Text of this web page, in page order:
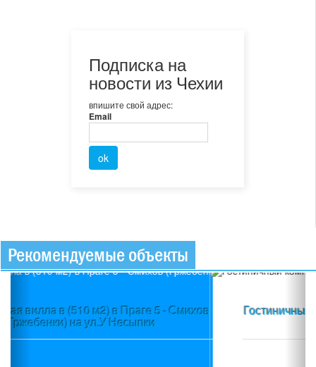
Подписка на
новости из Чехии
впишите свой адрес:
Email
Рекомендуемые объекты
Гостиничный комплекс 4* (3 200 м2) в пос. Початки
(Юго-Восточная Чехия)
Previous